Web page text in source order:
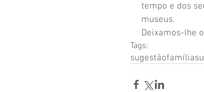
tempo e dos
museus.
Deixamos-lhe
Tags:
sugestãofamília